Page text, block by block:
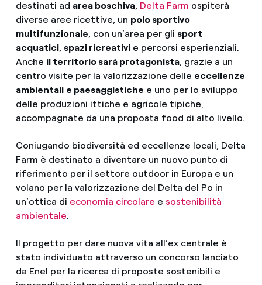
destinati ad area boschiva, Delta Farm ospiterà
diverse aree ricettive, un polo sportivo
multifunzionale, con un’area per gli sport
acquatici, spazi ricreativie percorsi esperienziali.
Anche il territorio sarà protagonista, grazie a un
centro visite per la valorizzazione delle eccellenze
ambientali e paesaggistiche e uno per lo sviluppo
delle produzioni ittiche e agricole tipiche,
accompagnate da una proposta food di alto livello.
Coniugando biodiversità ed eccellenze locali, Delta
Farm è destinato a diventare un nuovo punto di
riferimento per il settore outdoor in Europa e un
volano per la valorizzazione del Delta del Po in
un’ottica di economia circolare e sostenibilità
ambientale.
Il progetto per dare nuova vita all’ex centrale è
stato individuato attraverso un concorso lanciato
da Enel per la ricerca di proposte sostenibili e